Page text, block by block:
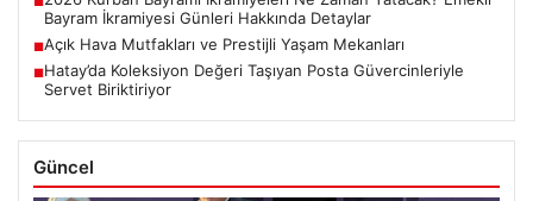
Bayram İkramiyesi Günleri Hakkında Detaylar
■Açık Hava Mutfakları ve Prestijli Yaşam Mekanları
■Hatay’da Koleksiyon Değeri Taşıyan Posta Güvercinleriyle
Servet Biriktiriyor
Güncel